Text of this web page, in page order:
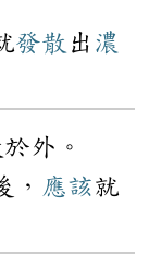
發散 出 濃
外。
， 應該就